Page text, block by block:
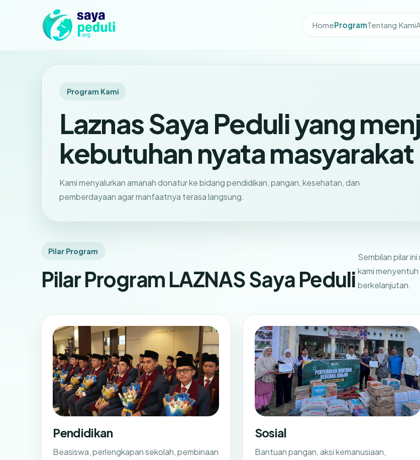
HomeProgramTentang Kami
Program Kami
Laznas Saya Peduli yang
kebutuhan nyata masyarakat
Kami menyalurkan amanah donatur ke bidang pendidikan, pangan, kesehatan, dan
pemberdayaan agar manfaatnya terasa langsung.
Pilar Program
Pilar Program LAZNAS Saya Peduli
Sembilan pilar
kami
berkelanjutan.
Pendidikan
Beasiswa, perlengkapan sekolah, pembinaan
Sosial
Bantuan pangan, aksi kemanusiaan,